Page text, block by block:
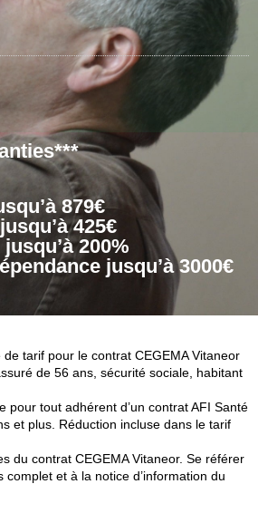
*
879€
425€
200%
jusqu’à 3000€
tarif pour le contrat CEGEMA Vitaneor
de 56 ans, sécurité sociale, habitant
pour tout adhérent d’un contrat AFI Santé
et plus. Réduction incluse dans le tarif
du contrat CEGEMA Vitaneor. Se référer
et à la notice d’information du